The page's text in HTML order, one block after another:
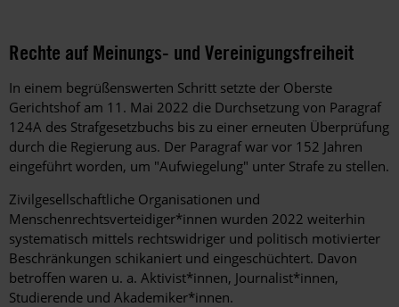
Rechte auf Meinungs- und Vereinigungsfreiheit
In einem begrüßenswerten Schritt setzte der Oberste
Gerichtshof am 11. Mai 2022 die Durchsetzung von Paragraf
124A des Strafgesetzbuchs bis zu einer erneuten Überprüfung
durch die Regierung aus. Der Paragraf war vor 152 Jahren
eingeführt worden, um "Aufwiegelung" unter Strafe zu stellen.
Zivilgesellschaftliche Organisationen und
Menschenrechtsverteidiger*innen wurden 2022 weiterhin
systematisch mittels rechtswidriger und politisch motivierter
Beschränkungen schikaniert und eingeschüchtert. Davon
betroffen waren u. a. Aktivist*innen, Journalist*innen,
Studierende und Akademiker*innen.